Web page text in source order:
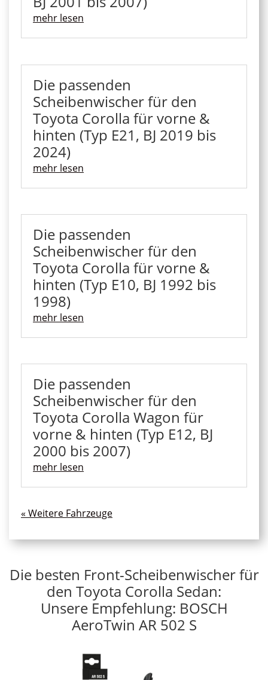
mehr lesen
Die passenden
Scheibenwischer für den
Toyota Corolla für vorne &
hinten (Typ E21, BJ 2019 bis
2024)
mehr lesen
Die passenden
Scheibenwischer für den
Toyota Corolla für vorne &
hinten (Typ E10, BJ 1992 bis
1998)
mehr lesen
Die passenden
Scheibenwischer für den
Toyota Corolla Wagon für
vorne & hinten (Typ E12, BJ
2000 bis 2007)
mehr lesen
Die besten Front-Scheibenwischer für
den Toyota Corolla Sedan:
Unsere Empfehlung: BOSCH
AeroTwin AR 502 S